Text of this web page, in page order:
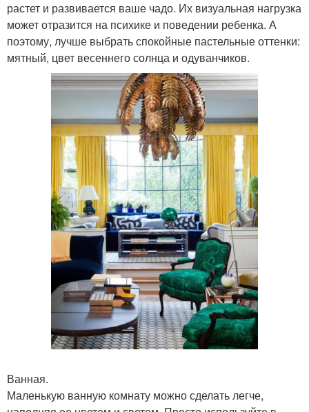
растет и развивается ваше чадо. Их визуальная нагрузка
может отразится на психике и поведении ребенка. А
поэтому, лучше выбрать спокойные пастельные оттенки:
мятный, цвет весеннего солнца и одуванчиков.
Ванная.
Маленькую ванную комнату можно сделать легче,